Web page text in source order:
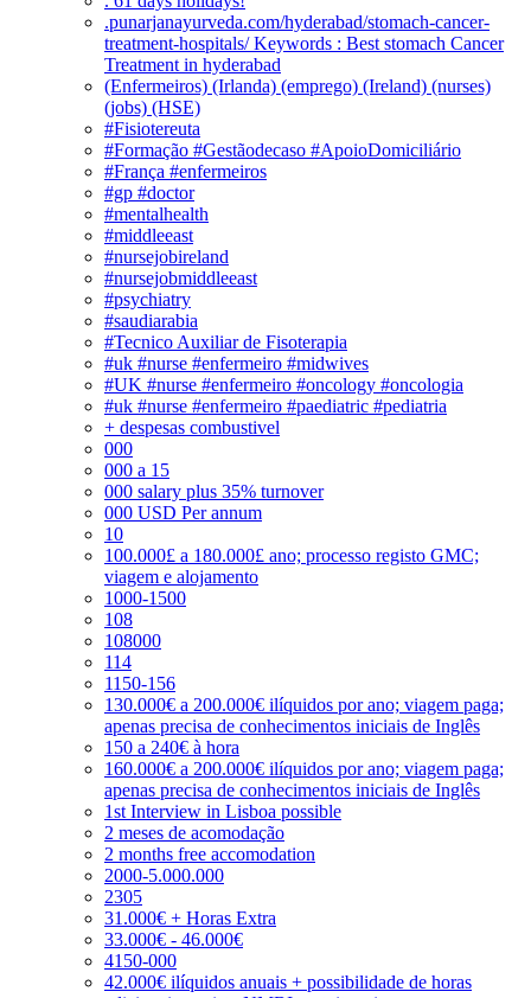
.punarjanayurveda.com/hyderabad/stomach-cancer-
treatment-hospitals/ Keywords : Best stomach Cancer
Treatment in hyderabad
(Enfermeiros) (Irlanda) (emprego) (Ireland) (nurses)
(jobs) (HSE)
#Fisiotereuta
#Formação #Gestãodecaso #ApoioDomiciliário
#França #enfermeiros
#gp #doctor
#mentalhealth
#middleeast
#nursejobireland
#nursejobmiddleeast
#psychiatry
#saudiarabia
#Tecnico Auxiliar de Fisoterapia
#uk #nurse #enfermeiro #midwives
#UK #nurse #enfermeiro #oncology #oncologia
#uk #nurse #enfermeiro #paediatric #pediatria
+ despesas combustivel
000
000 a 15
000 salary plus 35% turnover
000 USD Per annum
10
100.000£ a 180.000£ ano; processo registo GMC;
viagem e alojamento
1000-1500
108
108000
114
1150-156
130.000€ a 200.000€ ilíquidos por ano; viagem paga;
apenas precisa de conhecimentos iniciais de Inglês
150 a 240€ à hora
160.000€ a 200.000€ ilíquidos por ano; viagem paga;
apenas precisa de conhecimentos iniciais de Inglês
1st Interview in Lisboa possible
2 meses de acomodação
2 months free accomodation
2000-5.000.000
2305
31.000€ + Horas Extra
33.000€ - 46.000€
4150-000
42.000€ ilíquidos anuais + possibilidade de horas